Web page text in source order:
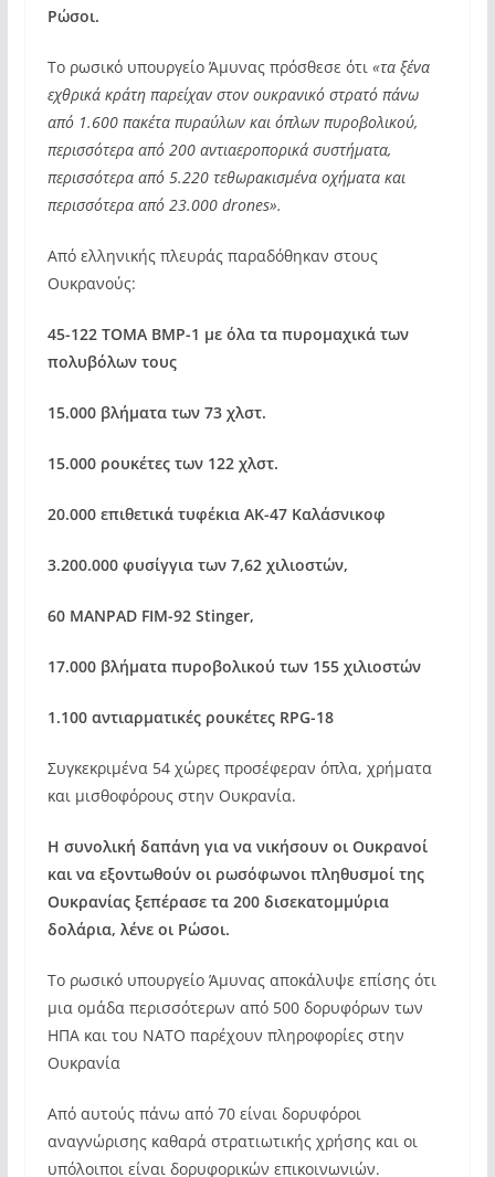
Ρώσοι.
Το ρωσικό υπουργείο Άμυνας πρόσθεσε ότι «τα ξένα
εχθρικά κράτη παρείχαν στον ουκρανικό στρατό πάνω
από 1.600 πακέτα πυραύλων και όπλων πυροβολικού,
περισσότερα από 200 αντιαεροπορικά συστήματα,
περισσότερα από 5.220 τεθωρακισμένα οχήματα και
περισσότερα από 23.000 drones».
Aπό ελληνικής πλευράς παραδόθηκαν στους
Ουκρανούς:
45-122 ΤΟΜΑ BMP-1 με όλα τα πυρομαχικά των
πολυβόλων τους
15.000 βλήματα των 73 χλστ.
15.000 ρουκέτες των 122 χλστ.
20.000 επιθετικά τυφέκια ΑΚ-47 Καλάσνικοφ
3.200.000 φυσίγγια των 7,62 χιλιοστών,
60 MANPAD FIM-92 Stinger,
17.000 βλήματα πυροβολικού των 155 χιλιοστών
1.100 αντιαρματικές ρουκέτες RPG-18
Συγκεκριμένα 54 χώρες προσέφεραν όπλα, χρήματα
και μισθοφόρους στην Ουκρανία.
Η συνολική δαπάνη για να νικήσουν οι Ουκρανοί
και να εξοντωθούν οι ρωσόφωνοι πληθυσμοί της
Ουκρανίας ξεπέρασε τα 200 δισεκατομμύρια
δολάρια, λένε οι Ρώσοι.
Το ρωσικό υπουργείο Άμυνας αποκάλυψε επίσης ότι
μια ομάδα περισσότερων από 500 δορυφόρων των
ΗΠΑ και του ΝΑΤΟ παρέχουν πληροφορίες στην
Ουκρανία
Από αυτούς πάνω από 70 είναι δορυφόροι
αναγνώρισης καθαρά στρατιωτικής χρήσης και οι
υπόλοιποι είναι δορυφορικών επικοινωνιών.